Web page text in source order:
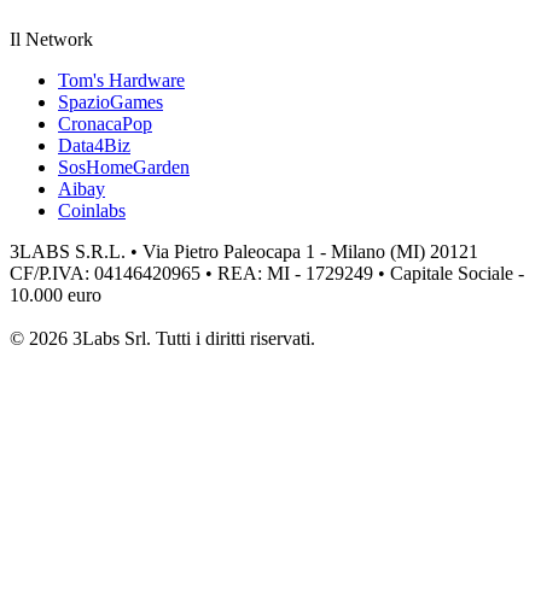
Il Network
Tom's Hardware
SpazioGames
CronacaPop
Data4Biz
SosHomeGarden
Aibay
Coinlabs
3LABS S.R.L. • Via Pietro Paleocapa 1 - Milano (MI) 20121
CF/P.IVA: 04146420965 • REA: MI - 1729249 • Capitale Sociale -
10.000 euro
© 2026 3Labs Srl. Tutti i diritti riservati.